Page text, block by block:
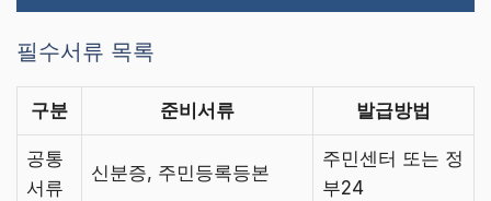
필수서류 목록
구분 준비서류 발급방법
공통
서류
신분증, 주민등록등본
주민센터 또는 정
부24